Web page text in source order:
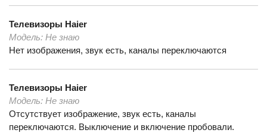
Телевизоры Haier
Модель: Не знаю
Нет изображения, звук есть, каналы переключаются
Телевизоры Haier
Модель: Не знаю
Отсутствует изображение, звук есть, каналы
переключаются. Выключение и включение пробовали.